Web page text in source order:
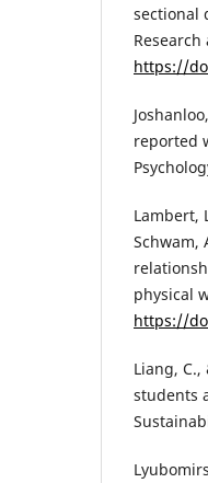
sectional
https://
reported
Lambert,
Schwam,
physical
https://
Liang,
students